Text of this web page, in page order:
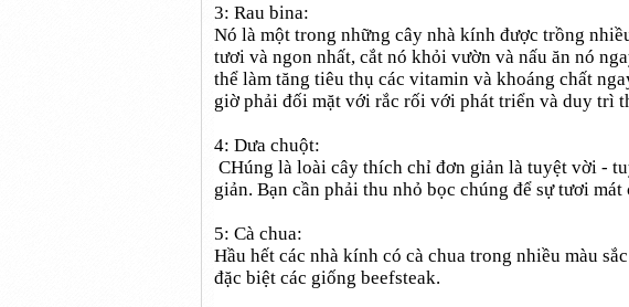
3: Rau bina:
Nó là một trong những cây nhà kính được trồng
tươi và ngon nhất, cắt nó khỏi vườn và nấu ăn nó
thể làm tăng tiêu thụ các vitamin và khoáng chất
giờ phải đối mặt với rắc rối với phát triển và duy trì
4: Dưa chuột:
CHúng là loài cây thích chỉ đơn giản là tuyệt vời -
giản. Bạn cần phải thu nhỏ bọc chúng để sự tươi
5: Cà chua:
Hầu hết các nhà kính có cà chua trong nhiều màu
đặc biệt các giống beefsteak.